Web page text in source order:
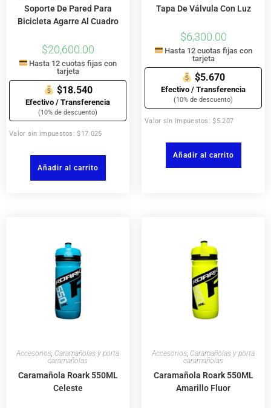
Soporte De Pared Para
Bicicleta Agarre Al Cuadro
$20,600.00
Hasta 12 cuotas fijas con
tarjeta
$18.540
Efectivo / Transferencia
(10% de descuento)
Valor sin impuestos: $17.025
Añadir al carrito
Tapa De Válvula Con Luz
$6,300.00
Hasta 12 cuotas fijas con
tarjeta
$5.670
Efectivo / Transferencia
(10% de descuento)
Valor sin impuestos: $5.207
Añadir al carrito
Accesorios, Caramañolas y porta
caramañolas
Caramañola Roark 550ML
Celeste
Accesorios, Caramañolas y porta
caramañolas
Caramañola Roark 550ML
Amarillo Fluor